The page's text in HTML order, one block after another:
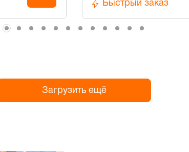
Быстрый заказ
Загрузить ещё